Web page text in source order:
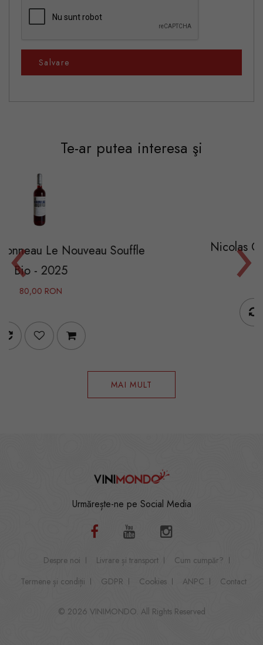
Salvare
Te-ar putea interesa şi
Souffle Nicolas Catena Zapata
‹ ›
MAI MULT
Urmărește-ne pe Social Media
Despre noi Livrare și transport
Cum cumpăr?
Termene și condiții
GDPR Cookies ANPC Contact
© 2026 VINIMONDO. All Rights Reserved